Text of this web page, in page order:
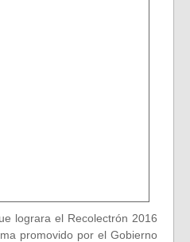
lograra el Recolectrón 2016
promovido por el Gobierno